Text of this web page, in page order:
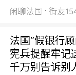
闲聊法国
法国“假银行顾
宪兵提醒牢记
千万别告诉别